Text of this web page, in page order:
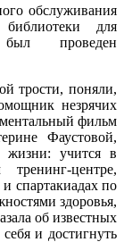
обслуживания
библиотеки для
проведен
трости, поняли,
незрячих
фильм
Фаустовой,
жизни: учится в
центре,
спартакиадах по
здоровья,
об известных
и достигнуть